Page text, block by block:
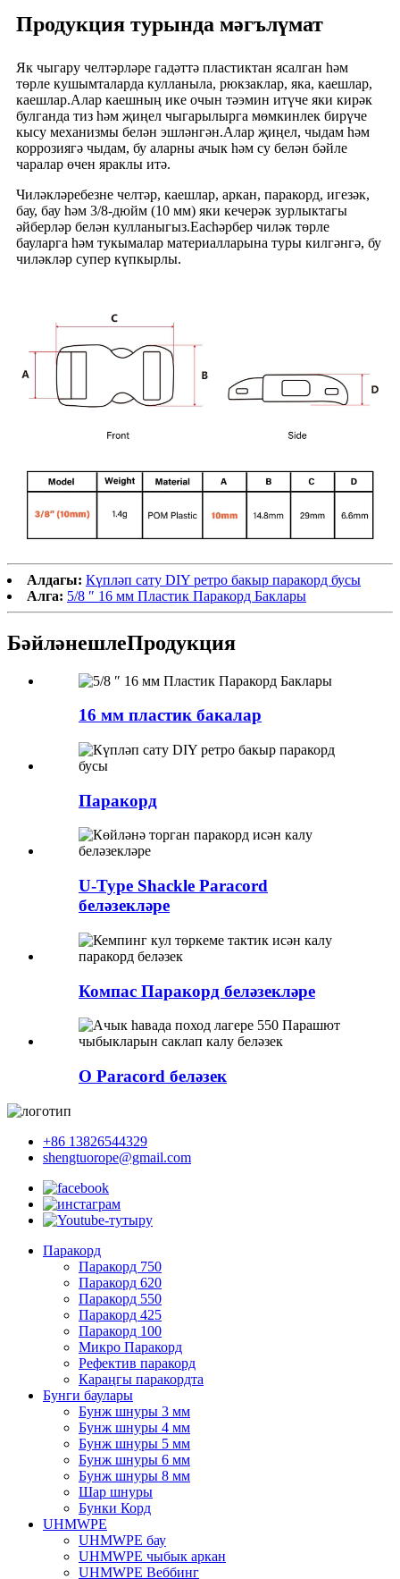
Продукция турында мәгълүмат
Як чыгару челтәрләре гадәттә пластиктан ясалган һәм
төрле кушымталарда кулланыла, рюкзаклар, яка, каешлар,
каешлар.Алар каешның ике очын тәэмин итүче яки кирәк
булганда тиз һәм җиңел чыгарылырга мөмкинлек бирүче
кысу механизмы белән эшләнгән.Алар җиңел, чыдам һәм
коррозиягә чыдам, бу аларны ачык һәм су белән бәйле
чаралар өчен яраклы итә.
Чиләкләребезне челтәр, каешлар, аркан, паракорд, игезәк,
бау, бау һәм 3/8-дюйм (10 мм) яки кечерәк зурлыктагы
әйберләр белән кулланыгыз.Eachәрбер чиләк төрле
бауларга һәм тукымалар материалларына туры килгәнгә, бу
чиләкләр супер күпкырлы.
Алдагы: Күпләп сату DIY ретро бакыр паракорд бусы
Алга: 5/8 ″ 16 мм Пластик Паракорд Баклары
БәйләнешлеПродукция
16 мм пластик бакалар
Паракорд
U-Type Shackle Paracord
беләзекләре
Компас Паракорд беләзекләре
O Paracord беләзек
+86 13826544329
shengtuorope@gmail.com
Паракорд
Паракорд 750
Паракорд 620
Паракорд 550
Паракорд 425
Паракорд 100
Микро Паракорд
Рефектив паракорд
Караңгы паракордта
Бунги баулары
Бунж шнуры 3 мм
Бунж шнуры 4 мм
Бунж шнуры 5 мм
Бунж шнуры 6 мм
Бунж шнуры 8 мм
Шар шнуры
Бунки Корд
UHMWPE
UHMWPE бау
UHMWPE чыбык аркан
UHMWPE Веббинг